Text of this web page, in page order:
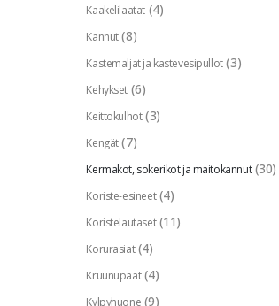
Kaakelilaatat (4)
Kannut (8)
Kastemaljat ja kastevesipullot (3)
Kehykset (6)
Keittokulhot (3)
Kengät (7)
Kermakot, sokerikot ja maitokannut (30)
Koriste-esineet (4)
Koristelautaset (11)
Korurasiat (4)
Kruunupäät (4)
Kylpyhuone (9)